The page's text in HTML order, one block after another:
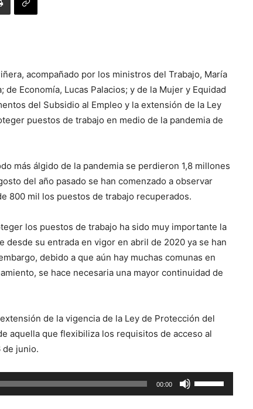
acompañado por los ministros del Trabajo, María
Economía, Lucas Palacios; y de la Mujer y Equidad
del Subsidio al Empleo y la extensión de la Ley
puestos de trabajo en medio de la pandemia de
más álgido de la pandemia se perdieron 1,8 millones
del año pasado se han comenzado a observar
800 mil los puestos de trabajo recuperados.
los puestos de trabajo ha sido muy importante la
desde su entrada en vigor en abril de 2020 ya se han
debido a que aún hay muchas comunas en
se hace necesaria una mayor continuidad de
de la vigencia de la Ley de Protección del
aquella que flexibiliza los requisitos de acceso al
de junio.
00:00
las